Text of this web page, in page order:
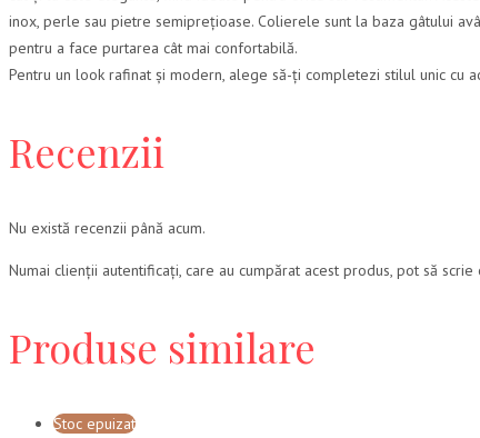
inox, perle sau pietre semiprețioase. Colierele sunt la baza gâtului
pentru a face purtarea cât mai confortabilă.
Pentru un look rafinat și modern, alege să-ți completezi stilul unic cu
Recenzii
Nu există recenzii până acum.
Numai clienții autentificați, care au cumpărat acest produs, pot să scrie
Produse similare
Stoc epuizat